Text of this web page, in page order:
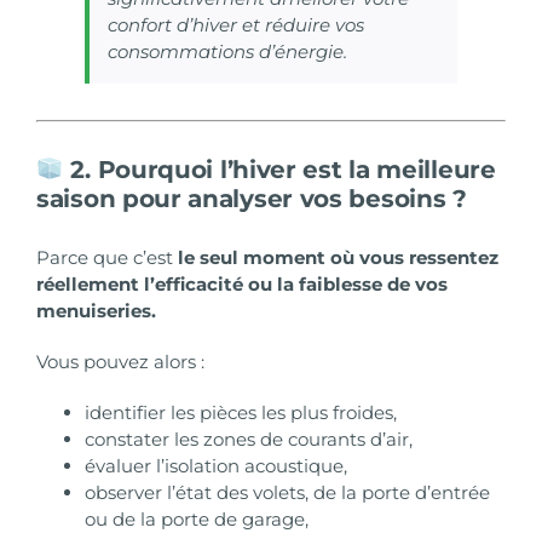
confort d’hiver et réduire vos
consommations d’énergie.
2. Pourquoi l’hiver est la meilleure
saison pour analyser vos besoins ?
Parce que c’est le seul moment où vous ressentez
réellement l’efficacité ou la faiblesse de vos
menuiseries.
Vous pouvez alors :
identifier les pièces les plus froides,
constater les zones de courants d’air,
évaluer l’isolation acoustique,
observer l’état des volets, de la porte d’entrée
ou de la porte de garage,